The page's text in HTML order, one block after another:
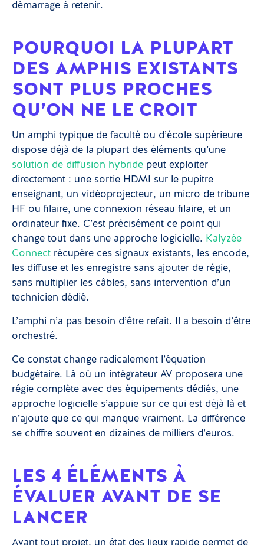
démarrage à retenir.
POURQUOI LA PLUPART
DES AMPHIS EXISTANTS
SONT PLUS PROCHES
QU’ON NE LE CROIT
Un amphi typique de faculté ou d’école supérieure
dispose déjà de la plupart des éléments qu’une
solution de diffusion hybride peut exploiter
directement : une sortie HDMI sur le pupitre
enseignant, un vidéoprojecteur, un micro de tribune
HF ou filaire, une connexion réseau filaire, et un
ordinateur fixe. C’est précisément ce point qui
change tout dans une approche logicielle. Kalyzée
Connect récupère ces signaux existants, les encode,
les diffuse et les enregistre sans ajouter de régie,
sans multiplier les câbles, sans intervention d’un
technicien dédié.
L’amphi n’a pas besoin d’être refait. Il a besoin d’être
orchestré.
Ce constat change radicalement l’équation
budgétaire. Là où un intégrateur AV proposera une
régie complète avec des équipements dédiés, une
approche logicielle s’appuie sur ce qui est déjà là et
n’ajoute que ce qui manque vraiment. La différence
se chiffre souvent en dizaines de milliers d’euros.
LES 4 ÉLÉMENTS À
ÉVALUER AVANT DE SE
LANCER
Avant tout projet, un état des lieux rapide permet de